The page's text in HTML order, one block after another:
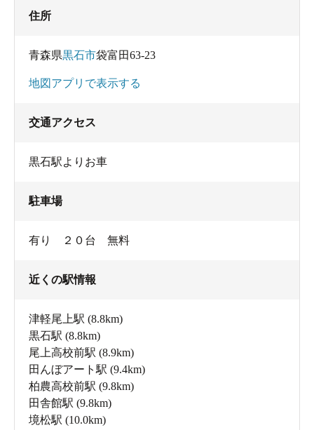
住所
青森県黒石市袋富田63-23
地図アプリで表示する
交通アクセス
黒石駅よりお車
駐車場
有り ２０台 無料
近くの駅情報
津軽尾上駅 (8.8km)
黒石駅 (8.8km)
尾上高校前駅 (8.9km)
田んぼアート駅 (9.4km)
柏農高校前駅 (9.8km)
田舎館駅 (9.8km)
境松駅 (10.0km)